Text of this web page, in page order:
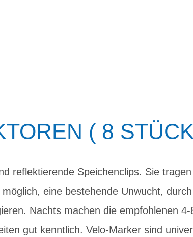
( 8
reflektierende Speichenclips. Sie
eine bestehende Unwucht, durch
Nachts machen die empfohlenen 4-
gut kenntlich. Velo-Marker sind